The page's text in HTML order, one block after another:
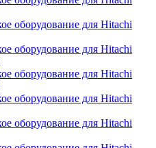
оборудование для Hitachi
оборудование для Hitachi
оборудование для Hitachi
оборудование для Hitachi
оборудование для Hitachi